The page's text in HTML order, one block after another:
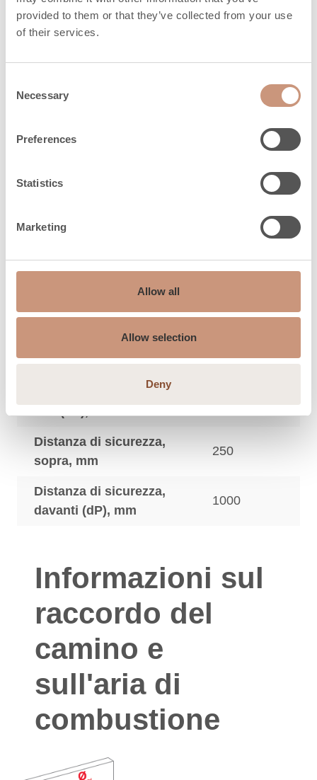
provided to them or that they’ve collected from your use
of their services.
Selection
Necessary
Preferences
Statistics
Marketing
Allow all
Allow selection
Deny
Lunghezza della legna
da ardere, mm
330 (200-
100%
50%
25%
Distanza di
sicurezza
Distanza di sicurezza,
indietro (dR), mm
Distanza di sicurezza,
150
Distanza di sicurezza,
sopra, mm
250
Distanza di sicurezza,
davanti (dP), mm
1000
Informazioni sul
raccordo del
camino e
sull'aria di
combustione